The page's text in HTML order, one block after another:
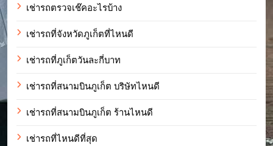
เช่ารถตรวจเช๊คอะไรบ้าง
เช่ารถที่จังหวัดภูเก็ตที่ไหนดี
เช่ารถที่ภูเก็ตวันละกี่บาท
เช่ารถที่สนามบินภูเก็ต บริษัทไหนดี
เช่ารถที่สนามบินภูเก็ต ร้านไหนดี
เช่ารถที่ไหนดีที่สุด